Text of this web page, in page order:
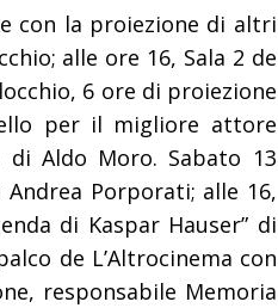
con la proiezione di altri
alle ore 16, Sala 2 de
6 ore di proiezione
per il migliore attore
Aldo Moro. Sabato 13
Porporati; alle 16,
di Kaspar Hauser” di
de L’Altrocinema con
responsabile Memoria